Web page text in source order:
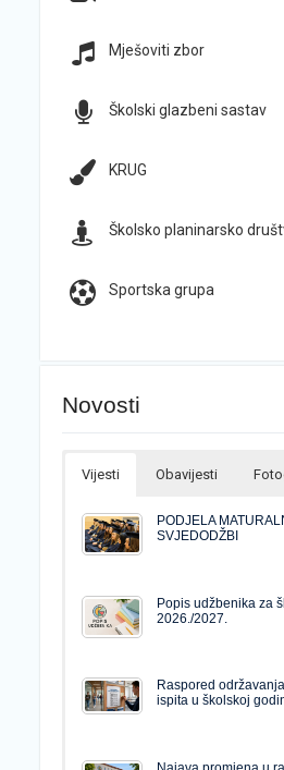
Mješoviti zbor
Školski glazbeni sastav
KRUG
Školsko planinarsko
Sportska grupa
Novosti
Vijesti Obavijesti
PODJELA
SVJEDODŽBI
Popis udžbenika za
2026./2027.
Raspored
ispita u školskoj
Najava promjena u